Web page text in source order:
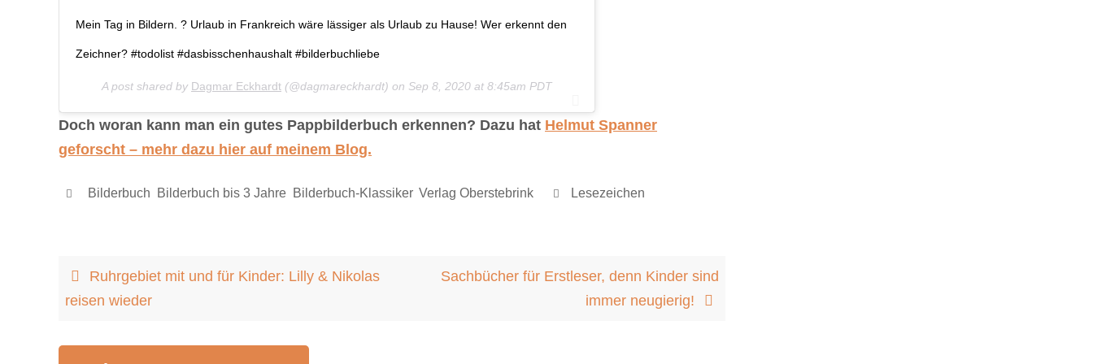
Mein Tag in Bildern. ? Urlaub in Frankreich wäre lässiger als Urlaub zu Hause! Wer erkennt den
Zeichner? #todolist #dasbisschenhaushalt #bilderbuchliebe
A post shared by Dagmar Eckhardt (@dagmareckhardt) on Sep 8, 2020 at 8:45am PDT
Doch woran kann man ein gutes Pappbilderbuch erkennen? Dazu hat Helmut Spanner
geforscht – mehr dazu hier auf meinem Blog.
Bilderbuch Bilderbuch bis 3 Jahre, Bilderbuch-Klassiker, Verlag Oberstebrink. Lesezeichen
Ruhrgebiet mit und für Kinder: Lilly & Nikolas
reisen wieder
Sachbücher für Erstleser, denn Kinder sind
immer neugierig!